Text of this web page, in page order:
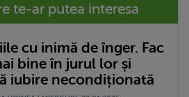
te-ar putea interesa
cu inimă de înger. Fac
bine în jurul lor și
iubire necondiționată